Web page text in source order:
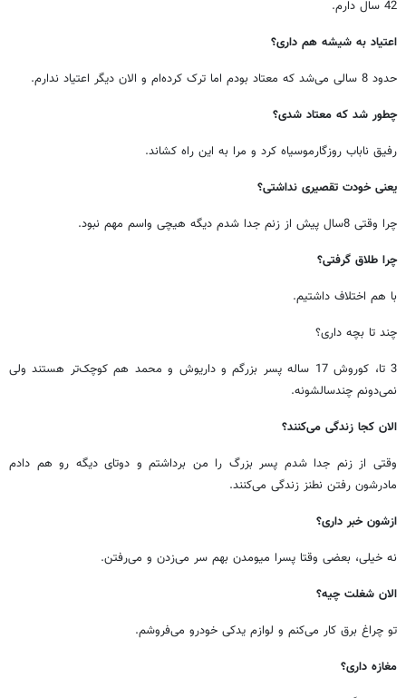
42 سال دارم.
اعتیاد به شیشه هم داری؟
حدود 8 سالی می‌شد که معتاد بودم اما ترک کرده‌ام و الان دیگر اعتیاد ندارم.
چطور شد که معتاد شدی؟
رفیق ناباب روزگارموسیاه کرد و مرا به این راه کشاند.
یعنی خودت تقصیری نداشتی؟
چرا وقتی 8سال پیش از زنم جدا شدم دیگه هیچی واسم مهم نبود.
چرا طلاق گرفتی؟
با هم اختلاف داشتیم.
چند تا بچه داری؟
3 تا، کوروش 17 ساله پسر بزرگم و داریوش و محمد هم کوچک‌تر هستند ولی
نمی‌دونم چندسالشونه.
الان کجا زندگی می‌کنند؟
وقتی از زنم جدا شدم پسر بزرگ را من برداشتم و دوتای دیگه رو هم دادم
مادرشون رفتن نطنز زندگی می‌کنند.
ازشون خبر داری؟
نه خیلی، بعضی وقتا پسرا میومدن بهم سر می‌زدن و می‌رفتن.
الان شغلت چیه؟
تو چراغ برق کار می‌کنم و لوازم یدکی خودرو می‌فروشم.
مغازه داری؟